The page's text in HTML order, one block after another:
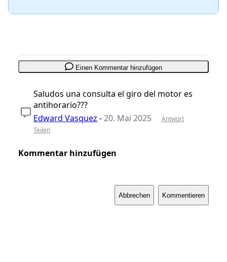
Einen Kommentar hinzufügen
Saludos una consulta el giro del motor es
antihorario???
Edward Vasquez -20. Mai 2025
Antwort
Teilen
Kommentar hinzufügen
Abbrechen Kommentieren